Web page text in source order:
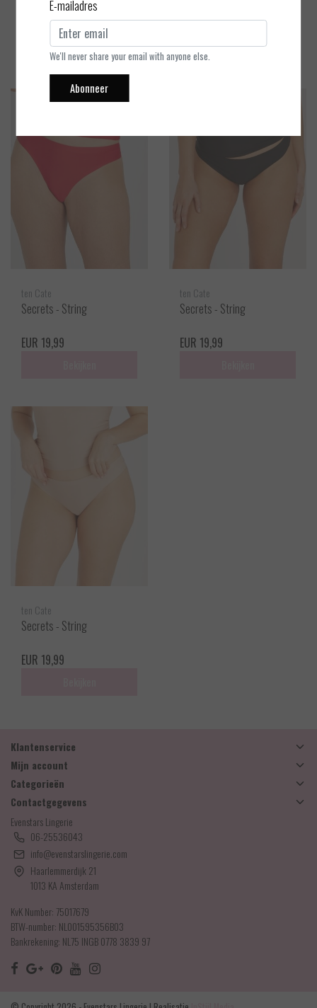
EUR 29,99
Bekijken
EUR 19,99
Bekijken
ten Cate
Secrets - String
EUR 19,99
ten Cate
Secrets - String
EUR 19,99
ten Cate
Secrets - String
EUR 19,99
Klantenservice
Mijn account
Categorieën
Contactgegevens
Evenstars Lingerie
06-25536043
info@evenstarslingerie.com
Haarlemmerdijk 21
1013 KA Amsterdam
KvK Number: 75017679
BTW-number: NL001595356B03
Bankrekening: NL75 INGB 0778 3839 97
E-mailadres
We'll never share your email with anyone else.
Abonneer